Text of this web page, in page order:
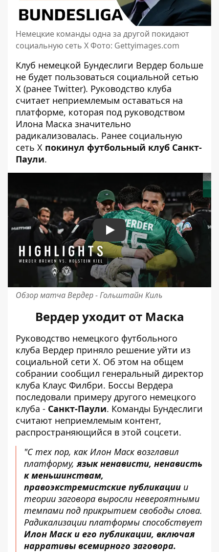
Немецкие команды одна за другой покидают
социальную сеть X Фото: Gettyimages.com
Клуб немецкой Бундеслиги Вердер больше
не будет пользоваться социальной сетью
X (ранее Twitter). Руководство клуба
считает неприемлемым оставаться на
платформе, которая под руководством
Илона Маска значительно
радикализовалась. Ранее социальную
сеть X покинул футбольный клуб Санкт-
Паули.
Play
Обзор матча Вердер - Гольштайн Киль
Вердер уходит от Маска
Руководство немецкого футбольного
клуба Вердер приняло решение уйти из
социальной сети X. Об этом на общем
собрании сообщил генеральный директор
клуба Клаус Филбри. Боссы Вердера
последовали примеру другого немецкого
клуба - Санкт-Паули. Команды Бундеслиги
считают неприемлемым контент,
распространяющийся в этой соцсети.
"С тех пор, как Илон Маск возглавил
платформу,язык ненависти, ненависть
к меньшинствам,
правоэкстремистские публикации и
теории заговора выросли невероятными
темпами под прикрытием свободы слова.
Радикализации платформы способствует
Илон Маск и его публикации, включая
нарративы всемирного заговора.